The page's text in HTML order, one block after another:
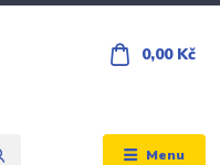
Menu
0,00 Kč